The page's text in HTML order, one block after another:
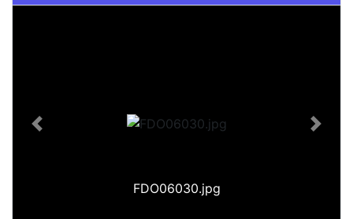
FDO06030.jpg
Previous Next